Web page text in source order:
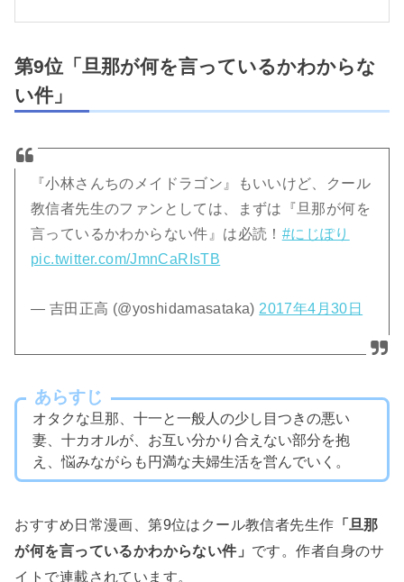
第9位「旦那が何を言っているかわからな
い件」
『小林さんちのメイドラゴン』もいいけど、クール
教信者先生のファンとしては、まずは『旦那が何を
言っているかわからない件』は必読！ #にじぽり
pic.twitter.com/JmnCaRIsTB
— 吉田正高 (@yoshidamasataka) 2017年4月30日
あらすじ
オタクな旦那、十一と一般人の少し目つきの悪い
妻、十カオルが、お互い分かり合えない部分を抱
え、悩みながらも円満な夫婦生活を営んでいく。
おすすめ日常漫画、第9位はクール教信者先生作 「旦那
が何を言っているかわからない件」 です。作者自身のサ
イトで連載されています。